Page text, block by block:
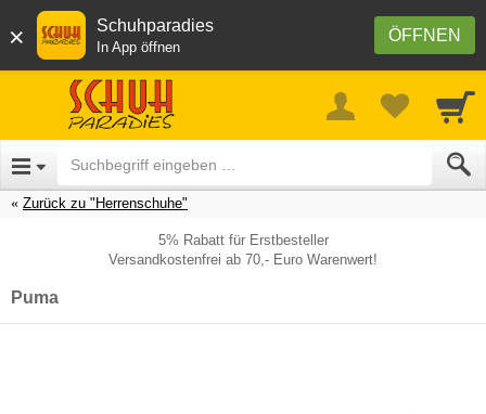
× ÖFFNEN
Schuhparadies
In App öffnen
Zurück zu "Herrenschuhe"
5% Rabatt für Erstbesteller
Versandkostenfrei ab 70,- Euro Warenwert!
Puma